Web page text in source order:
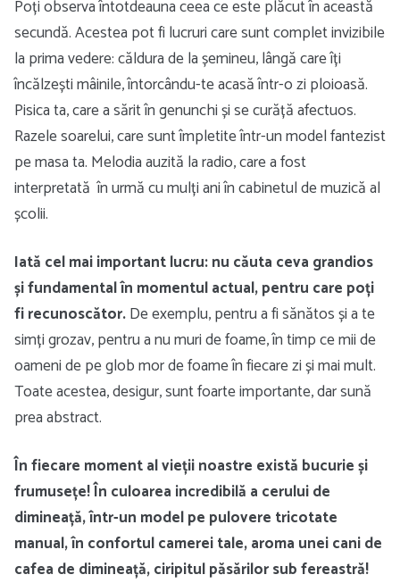
Poți observa întotdeauna ceea ce este plăcut în această
secundă. Acestea pot fi lucruri care sunt complet invizibile
la prima vedere: căldura de la șemineu, lângă care îți
încălzești mâinile, întorcându-te acasă într-o zi ploioasă.
Pisica ta, care a sărit în genunchi și se curăță afectuos.
Razele soarelui, care sunt împletite într-un model fantezist
pe masa ta. Melodia auzită la radio, care a fost
interpretată în urmă cu mulți ani în cabinetul de muzică al
școlii.
Iată cel mai important lucru: nu căuta ceva grandios
și fundamental în momentul actual, pentru care poți
fi recunoscător.De exemplu, pentru a fi sănătos și a te
simți grozav, pentru a nu muri de foame, în timp ce mii de
oameni de pe glob mor de foame în fiecare zi și mai mult.
Toate acestea, desigur, sunt foarte importante, dar sună
prea abstract.
În fiecare moment al vieții noastre există bucurie și
frumusețe! În culoarea incredibilă a cerului de
dimineață, într-un model pe pulovere tricotate
manual, în confortul camerei tale, aroma unei cani de
cafea de dimineață, ciripitul păsărilor sub fereastră!